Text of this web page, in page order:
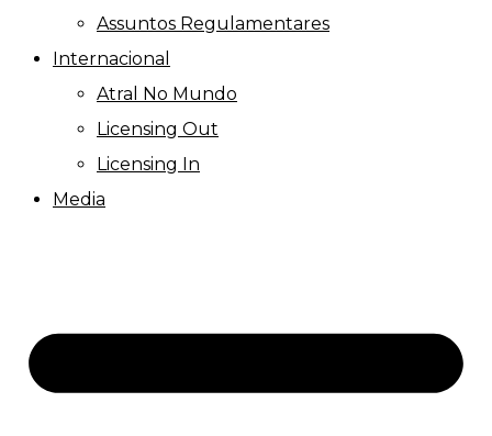
Assuntos Regulamentares
Internacional
Atral No Mundo
Licensing Out
Licensing In
Media